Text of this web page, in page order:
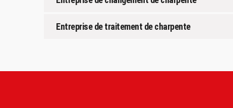
Entreprise de traitement de charpente